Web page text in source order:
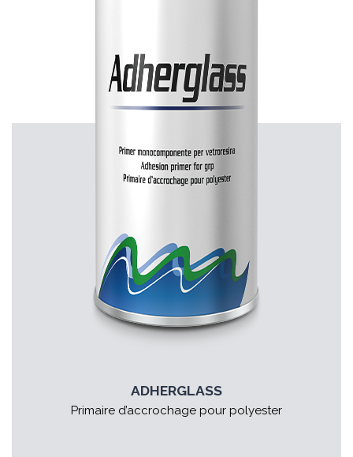
ADHERGLASS
Primaire d’accrochage pour polyester